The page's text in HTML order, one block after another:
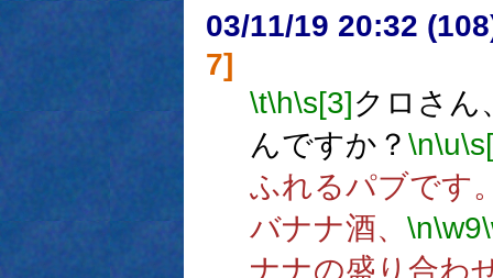
03/11/19 20:32
7]
\t\h\s[3]クロさん
んですか？ \n\u
ふれるパブです
バナナ酒、 \n\w9
ナナの盛り合わ